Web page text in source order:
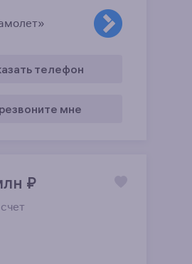
телефон
мне
₽